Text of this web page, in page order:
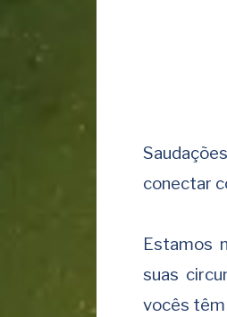
conectar
Estamos
suas
vocês têm